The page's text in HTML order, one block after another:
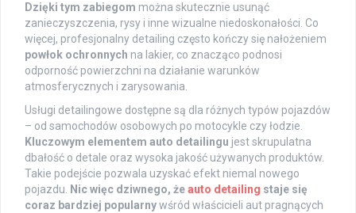
Dzięki tym zabiegom można skutecznie usunąć
zanieczyszczenia, rysy i inne wizualne niedoskonałości. Co
więcej, profesjonalny detailing często kończy się nałożeniem
powłok ochronnych na lakier, co znacząco podnosi
odporność powierzchni na działanie warunków
atmosferycznych i zarysowania.
Usługi detailingowe dostępne są dla różnych typów pojazdów
– od samochodów osobowych po motocykle czy łodzie.
Kluczowym elementem auto detailingu jest skrupulatna
dbałość o detale oraz wysoka jakość używanych produktów.
Takie podejście pozwala uzyskać efekt niemal nowego
pojazdu. Nic więc dziwnego, żeauto detailing staje się
coraz bardziej popularnywśród właścicieli aut pragnących